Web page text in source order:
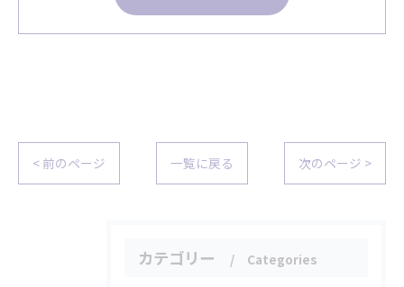
< 前のページ 一覧に戻る 次のページ >
カテゴリー Categories